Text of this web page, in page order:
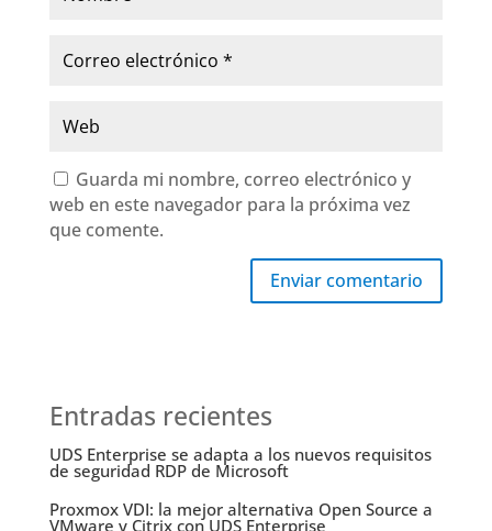
Guarda mi nombre, correo electrónico y
web en este navegador para la próxima vez
que comente.
Enviar comentario
Entradas recientes
UDS Enterprise se adapta a los nuevos requisitos
de seguridad RDP de Microsoft
Proxmox VDI: la mejor alternativa Open Source a
VMware y Citrix con UDS Enterprise